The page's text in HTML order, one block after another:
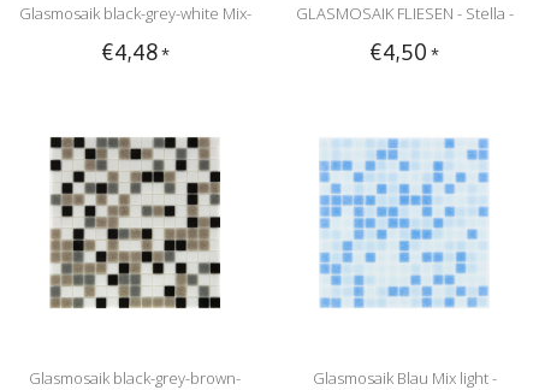
Glasmosaik black-grey-white Mix-
33cm x 33cm
€4,48 *
GLASMOSAIK FLIESEN - Stella -
silber / schwarz
€4,50 *
Glasmosaik black-grey-brown- Glasmosaik Blau Mix light -